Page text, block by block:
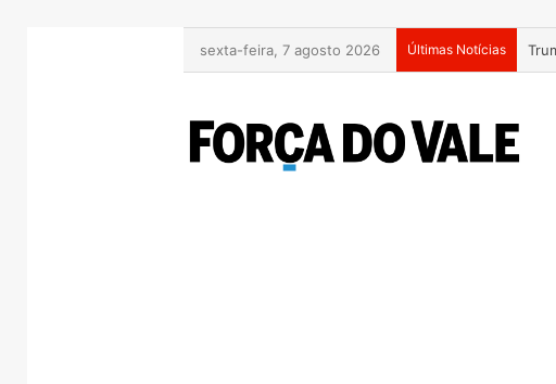
sexta-feira, 7 agosto 2026 Últimas Notícias